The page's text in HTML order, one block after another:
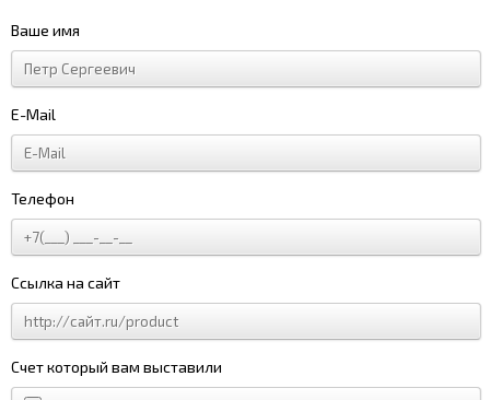
Ваше имя
E-Mail
Телефон
Ссылка на сайт
Счет который вам выставили